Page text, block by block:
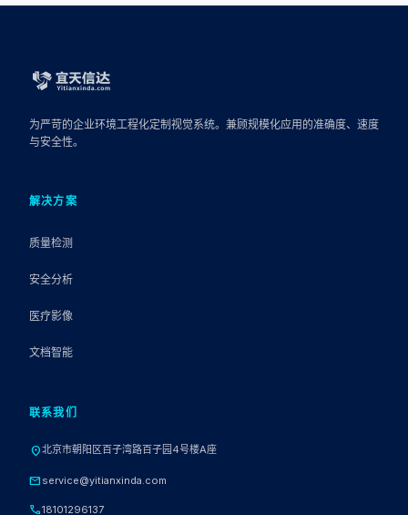
为严苛的企业环境工程化定制视觉系统。兼顾规模化应用的准确度、速度
与安全性。
解决方案
质量检测
安全分析
医疗影像
文档智能
联系我们
location_on北京市朝阳区百子湾路百子园4号楼A座
mail service@yitianxinda.com
call18101296137